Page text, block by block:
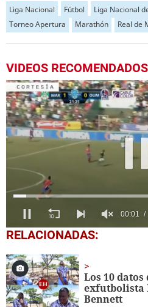
Liga Nacional Fútbol Liga Nacional
Torneo Apertura
Marathón Real de
VIDEOS RECOMENDADOS
0
of
seconds
00:04
RELACIONADAS:
Los 10
exfutbolista
Bennett